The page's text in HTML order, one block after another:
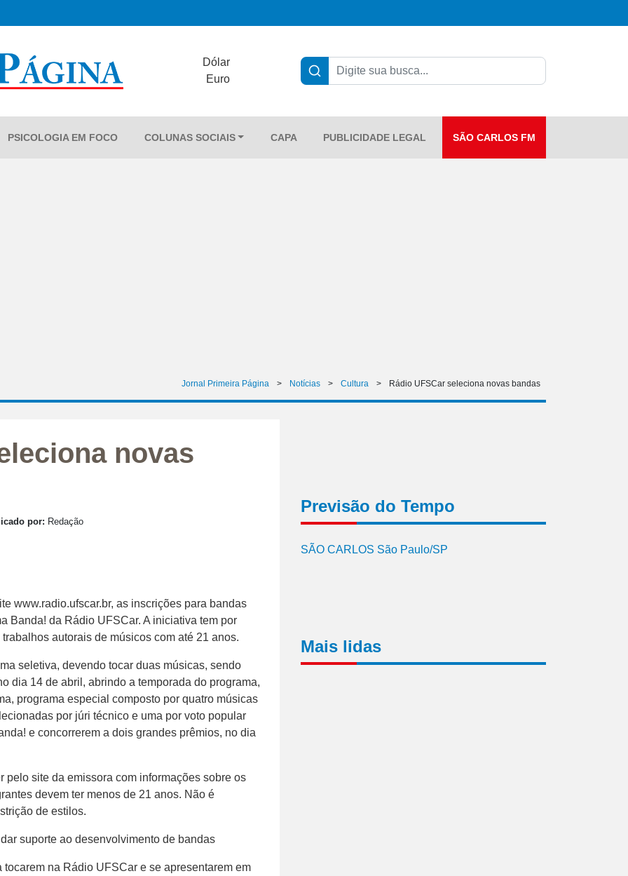
Dólar
Euro
PSICOLOGIA EM FOCO COLUNAS SOCIAIS CAPA PUBLICIDADE LEGAL SÃO CARLOS FM
Jornal Primeira Página > Notícias > Cultura > Rádio UFSCar seleciona novas bandas
novas
por: Redação
www.radio.ufscar.br, as inscrições para bandas
Banda! da Rádio UFSCar. A iniciativa tem por
autorais de músicos com até 21 anos.
seletiva, devendo tocar duas músicas, sendo
dia 14 de abril, abrindo a temporada do programa,
programa especial composto por quatro músicas
por júri técnico e uma por voto popular
e concorrerem a dois grandes prêmios, no dia
site da emissora com informações sobre os
devem ter menos de 21 anos. Não é
de estilos.
suporte ao desenvolvimento de bandas
na Rádio UFSCar e se apresentarem em
Previsão do Tempo
SÃO CARLOS São Paulo/SP
Mais lidas